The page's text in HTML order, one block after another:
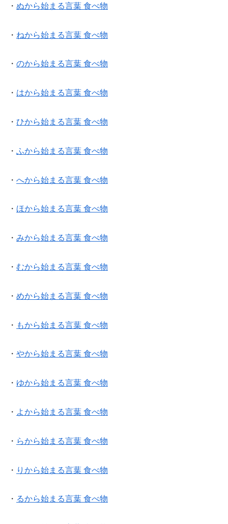
・ ぬから始まる言葉 食べ物
・ ねから始まる言葉 食べ物
・ のから始まる言葉 食べ物
・ はから始まる言葉 食べ物
・ ひから始まる言葉 食べ物
・ ふから始まる言葉 食べ物
・ へから始まる言葉 食べ物
・ ほから始まる言葉 食べ物
・ みから始まる言葉 食べ物
・ むから始まる言葉 食べ物
・ めから始まる言葉 食べ物
・ もから始まる言葉 食べ物
・ やから始まる言葉 食べ物
・ ゆから始まる言葉 食べ物
・ よから始まる言葉 食べ物
・ らから始まる言葉 食べ物
・ りから始まる言葉 食べ物
・ るから始まる言葉 食べ物